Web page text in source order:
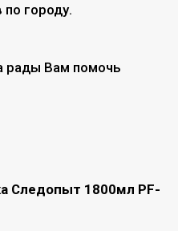
городу.
рады Вам помочь
Следопыт 1800мл PF-